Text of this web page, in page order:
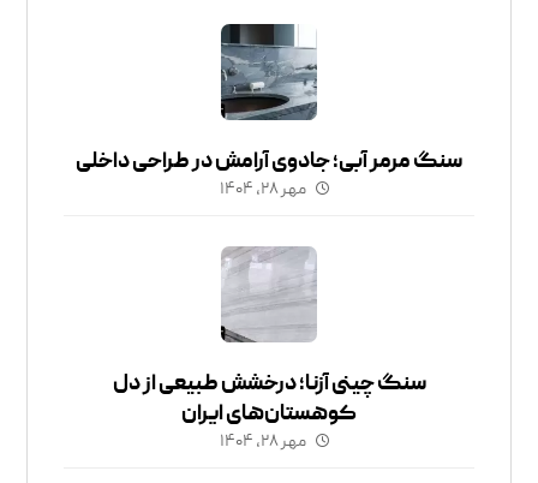
سنگ مرمر آبی؛ جادوی آرامش در طراحی داخلی
مهر ۲۸, ۱۴۰۴
سنگ چینی آزنا؛ درخشش طبیعی از دل
کوهستان‌های ایران
مهر ۲۸, ۱۴۰۴